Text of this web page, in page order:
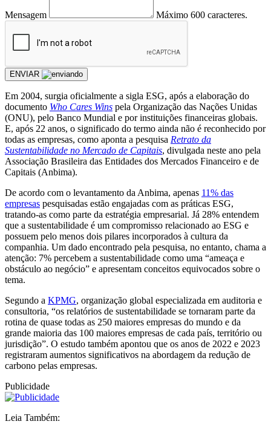
Mensagem Máximo 600 caracteres.
ENVIAR
Em 2004, surgia oficialmente a sigla ESG, após a elaboração do
documento Who Cares Wins pela Organização das Nações Unidas
(ONU), pelo Banco Mundial e por instituições financeiras globais.
E, após 22 anos, o significado do termo ainda não é reconhecido por
todas as empresas, como aponta a pesquisa Retrato da
Sustentabilidade no Mercado de Capitais, divulgada neste ano pela
Associação Brasileira das Entidades dos Mercados Financeiro e de
Capitais (Anbima).
De acordo com o levantamento da Anbima, apenas 11% das
empresas pesquisadas estão engajadas com as práticas ESG,
tratando-as como parte da estratégia empresarial. Já 28% entendem
que a sustentabilidade é um compromisso relacionado ao ESG e
possuem pelo menos dois pilares incorporados à cultura da
companhia. Um dado encontrado pela pesquisa, no entanto, chama a
atenção: 7% percebem a sustentabilidade como uma “ameaça e
obstáculo ao negócio” e apresentam conceitos equivocados sobre o
tema.
Segundo a KPMG, organização global especializada em auditoria e
consultoria, “os relatórios de sustentabilidade se tornaram parte da
rotina de quase todas as 250 maiores empresas do mundo e da
grande maioria das 100 maiores empresas de cada país, território ou
jurisdição”. O estudo também apontou que os anos de 2022 e 2023
registraram aumentos significativos na abordagem da redução de
carbono pelas empresas.
Publicidade
Leia Também: